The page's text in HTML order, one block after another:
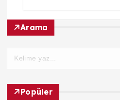
Arama
Popüler